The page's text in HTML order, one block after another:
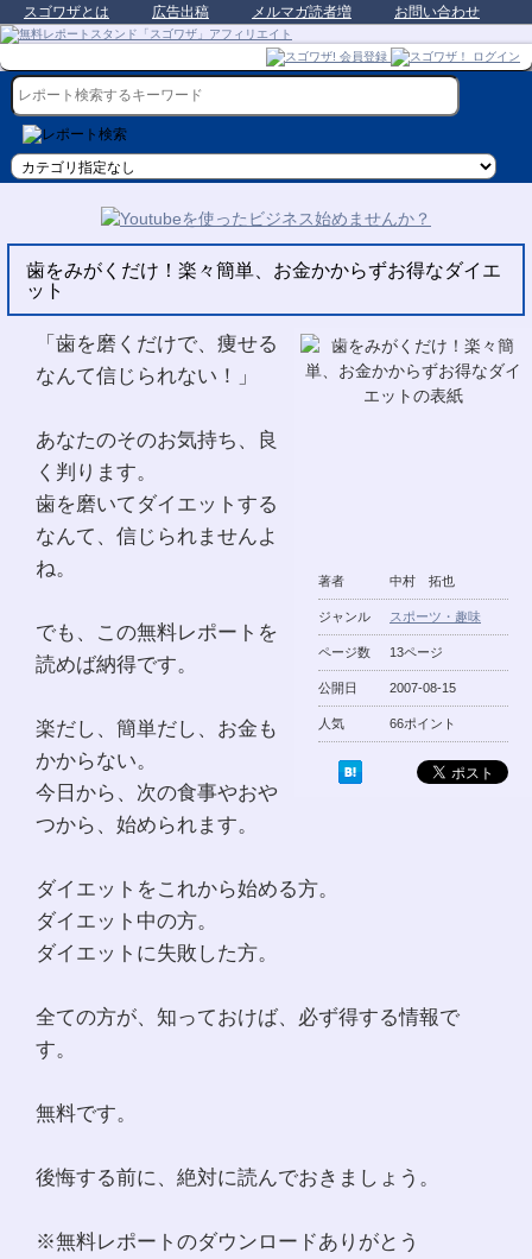
スゴワザとは 広告出稿 メルマガ読者増 お問い合わせ
歯をみがくだけ！楽々簡単、お金かからずお得なダイエ
ット
著者 中村 拓也
ジャンル スポーツ・趣味
ページ数 13ページ
公開日 2007-08-15
人気 66ポイント
「歯を磨くだけで、痩せる
なんて信じられない！」
あなたのそのお気持ち、良
く判ります。
歯を磨いてダイエットする
なんて、信じられませんよ
ね。
でも、この無料レポートを
読めば納得です。
楽だし、簡単だし、お金も
かからない。
今日から、次の食事やおや
つから、始められます。
ダイエットをこれから始める方。
ダイエット中の方。
ダイエットに失敗した方。
全ての方が、知っておけば、必ず得する情報で
す。
無料です。
後悔する前に、絶対に読んでおきましょう。
※無料レポートのダウンロードありがとう